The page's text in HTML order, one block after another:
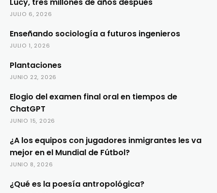
JULIO 6, 2026
Enseñando sociología a futuros ingenieros
JULIO 1, 2026
Plantaciones
JUNIO 22, 2026
Elogio del examen final oral en tiempos de
ChatGPT
JUNIO 15, 2026
¿A los equipos con jugadores inmigrantes les va
mejor en el Mundial de Fútbol?
JUNIO 8, 2026
¿Qué es la poesía antropológica?